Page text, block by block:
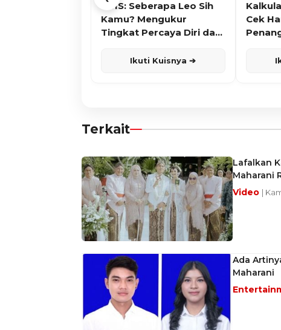
KUIS: Seberapa Leo Sih
Kamu? Mengukur
Tingkat Percaya Diri dan
Ikuti Kuisnya ➔
Cek
Terkait
Lafalkan
Maharani
Video |
Ada
Maharani